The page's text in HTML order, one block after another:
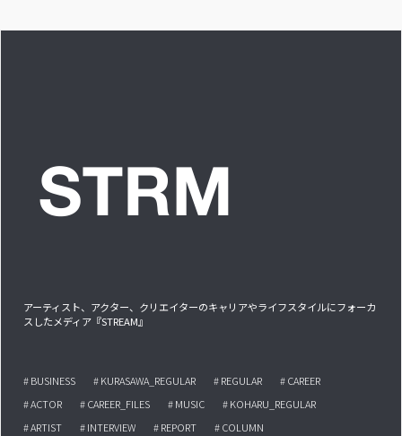
アーティスト、アクター、クリエイターのキャリアやライフスタイルにフォーカ
スしたメディア『STREAM』
# BUSINESS # KURASAWA_REGULAR # REGULAR
# CAREER
# ACTOR
# CAREER_FILES # MUSIC
# KOHARU_REGULAR
# ARTIST
# INTERVIEW # REPORT
# COLUMN